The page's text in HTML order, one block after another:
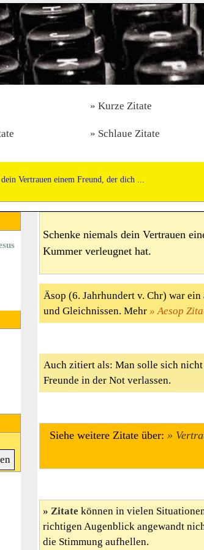
Kurze Zitate
Schlaue Zitate
Vertrauen einem Freund, der dich ...
Schenke niemals dein Vertrauen
Kummer verleugnet hat.
Äsop (6. Jahrhundert v. Chr) war
und Gleichnissen. Mehr
Aesop
Auch zitiert als: Man solle sich
Freunde in der Not verlassen.
Siehe weitere Zitate über:
Zitate können in vielen
richtigen Augenblick angewandt
die Stimmung aufhellen.